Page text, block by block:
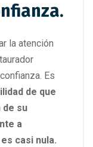
la atención
Es
de que
de su
a
casi nula.